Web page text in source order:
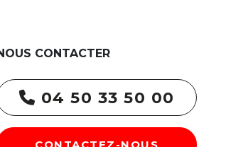
CONTACTER
04 50 33 50 00